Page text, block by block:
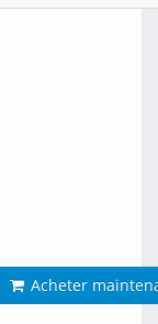
Acheter